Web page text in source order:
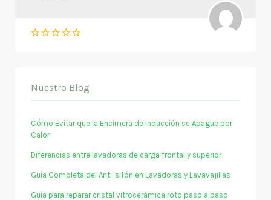
Nuestro Blog
Cómo Evitar que la Encimera de Inducción se Apague por
Calor
Diferencias entre lavadoras de carga frontal y superior
Guía Completa del Anti-sifón en Lavadoras y Lavavajillas
Guía para reparar cristal vitrocerámica roto paso a paso